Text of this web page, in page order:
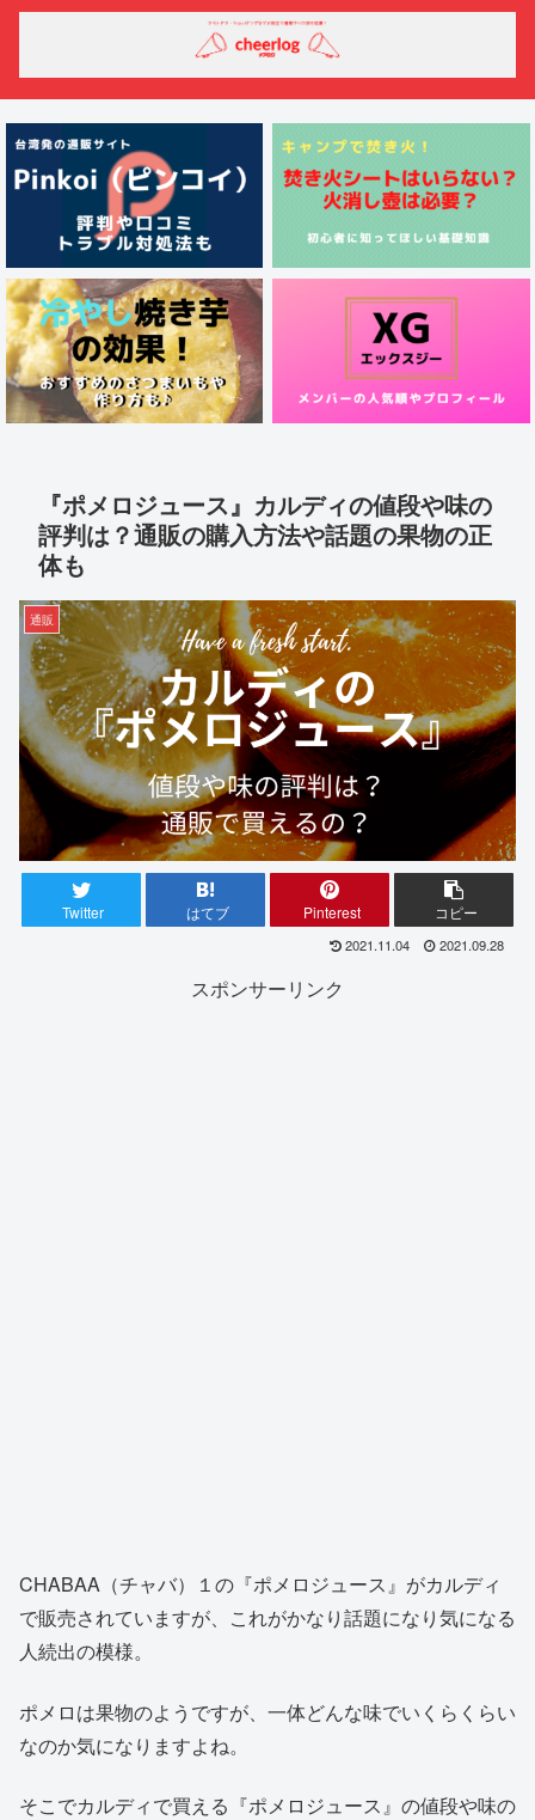
『ポメロジュース』カルディの値段や味の
評判は？通販の購入方法や話題の果物の正
体も
通販
Twitter はてブ Pinterest コピー
2021.11.04 2021.09.28
スポンサーリンク
CHABAA（チャバ）１の『ポメロジュース』がカルディ
で販売されていますが、これがかなり話題になり気になる
人続出の模様。
ポメロは果物のようですが、一体どんな味でいくらくらい
なのか気になりますよね。
そこでカルディで買える『ポメロジュース』の値段や味の